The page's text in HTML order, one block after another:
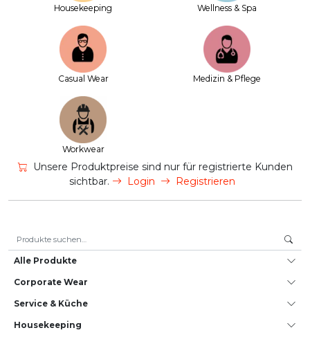
House­keeping Wellness & Spa
Casual Wear Medizin & Pflege
Workwear
Unsere Produktpreise sind nur für registrierte Kunden
sichtbar.
Login Registrieren
Alle Produkte
Corporate Wear
Service & Küche
House­keeping